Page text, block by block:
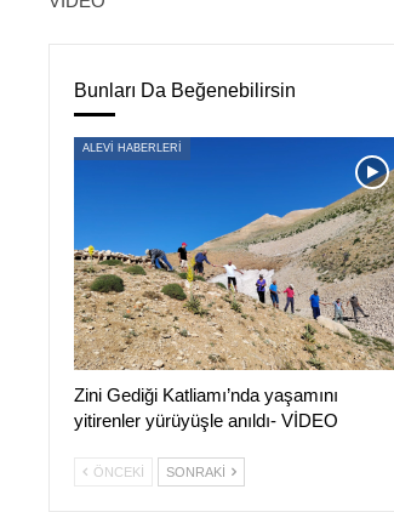
Bunları Da Beğenebilirsin
ALEVİ HABERLERİ
Zini Gediği Katliamı’nda yaşamını
yitirenler yürüyüşle anıldı- VİDEO
ÖNCEKI SONRAKI